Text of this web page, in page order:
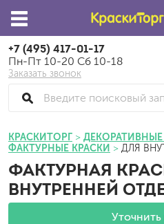
+7 (495) 417-01-17
Пн-Пт 10-20 Сб 10-18
Заказать звонок
КРАСКИТОРГ
ФАКТУРНЫЕ КРАСКИ
ДЛЯ
ФАКТУРНАЯ
ВНУТРЕННЕЙ